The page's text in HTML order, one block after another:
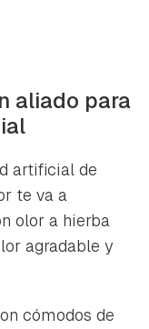
aliado para
artificial de
te va a
olor a hierba
agradable y
cómodos de